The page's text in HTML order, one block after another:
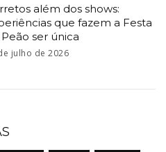
além dos shows:
que fazem a Festa
ser única
julho de 2026